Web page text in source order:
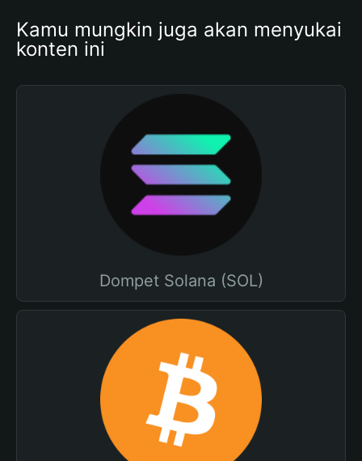
Kamu mungkin juga akan menyukai
konten ini
Dompet Solana (SOL)